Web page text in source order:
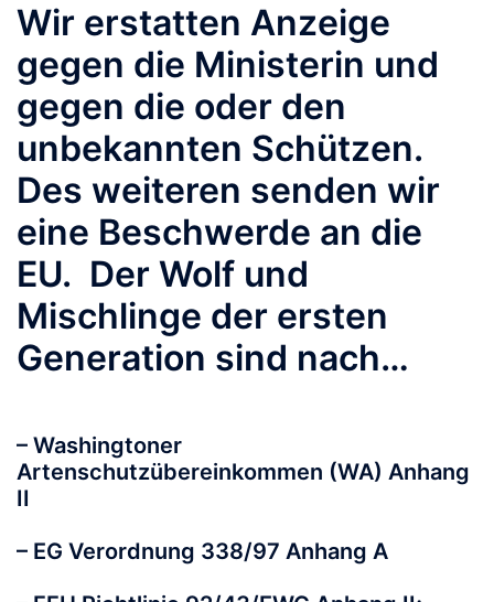
Wir erstatten Anzeige
gegen die Ministerin und
gegen die oder den
unbekannten Schützen.
Des weiteren senden wir
eine Beschwerde an die
EU. Der Wolf und
Mischlinge der ersten
Generation sind nach…
– Washingtoner
Artenschutzübereinkommen (WA) Anhang
II
– EG Verordnung 338/97 Anhang A